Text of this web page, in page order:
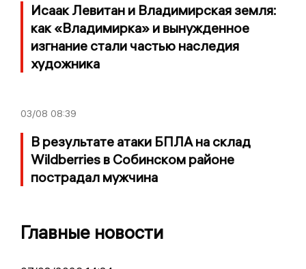
Исаак Левитан и Владимирская земля:
как «Владимирка» и вынужденное
изгнание стали частью наследия
художника
03/08 08:39
В результате атаки БПЛА на склад
Wildberries в Собинском районе
пострадал мужчина
Главные новости